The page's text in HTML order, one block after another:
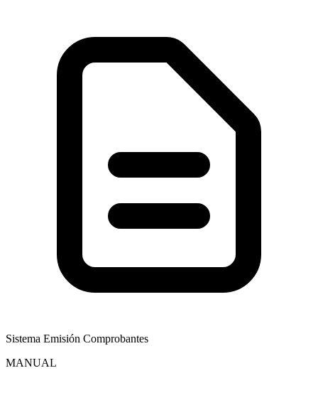
Sistema Emisión Comprobantes
MANUAL